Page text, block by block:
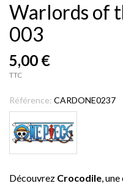
Warlords of
003
5,00 €
TTC
Référence: CARDONE0237
Découvrez Crocodile,